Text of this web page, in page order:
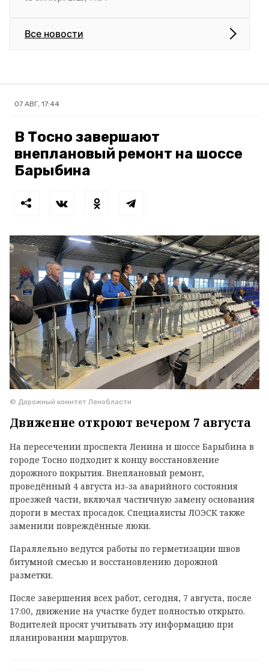
Все новости
07 АВГ, 17:44
В Тосно завершают
внеплановый ремонт на шоссе
Барыбина
© Дорожный комитет Ленобласти
Движение откроют вечером 7 августа
На пересечении проспекта Ленина и шоссе Барыбина в
городе Тосно подходит к концу восстановление
дорожного покрытия. Внеплановый ремонт,
проведённый 4 августа из-за аварийного состояния
проезжей части, включал частичную замену основания
дороги в местах просадок. Специалисты ЛОЭСК также
заменили повреждённые люки.
Параллельно ведутся работы по герметизации швов
битумной смесью и восстановлению дорожной
разметки.
После завершения всех работ, сегодня, 7 августа, после
17:00, движение на участке будет полностью открыто.
Водителей просят учитывать эту информацию при
планировании маршрутов.